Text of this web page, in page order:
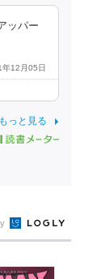
ッパー
12月05日
っと見る